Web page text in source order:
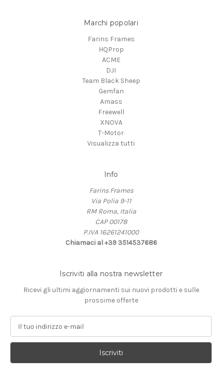
Marchi popolari
Farins Frames
HQProp
ACME
DJI
Team Black Sheep
Gemfan
Amass
Freewell
XNOVA
T-Motor
Visualizza tutti
Info
Farins Frames
Via Polia 9-11
RM Roma, Italia
CAP 00178
P.IVA 16261241000
Chiamaci al +39 3514537686
Iscriviti alla nostra newsletter
Ricevi gli ultimi aggiornamenti sui nuovi prodotti e sulle
prossime offerte
d
r